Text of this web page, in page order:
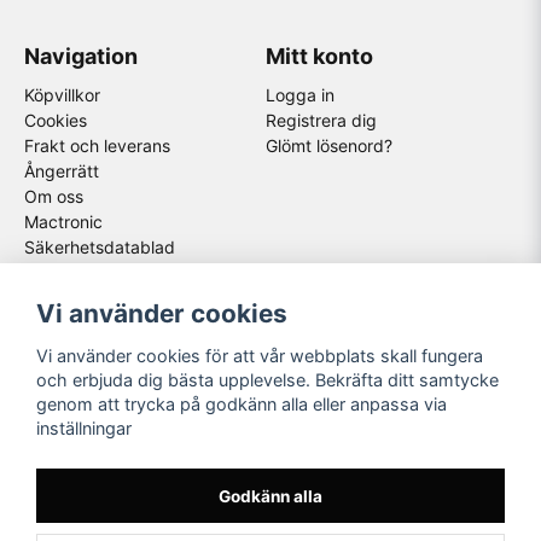
Navigation
Köpvillkor
Cookies
Frakt och leverans
Ångerrätt
Om oss
Mactronic
Säkerhetsdatablad
Mitt konto
Logga in
Registrera dig
Glömt lösenord?
Instagram
Youtube
Vi använder cookies
Vi använder cookies för att vår webbplats skall fungera
och erbjuda dig bästa upplevelse. Bekräfta ditt samtycke
genom att trycka på godkänn alla eller anpassa via
inställningar
Godkänn alla